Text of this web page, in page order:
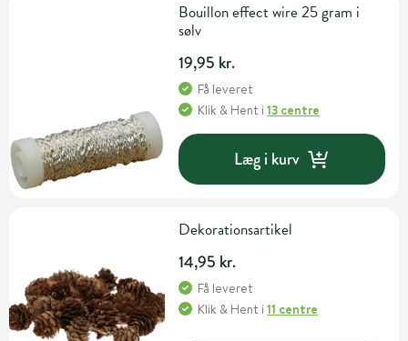
Bouillon effect wire 25 gram i
sølv
19,95 kr.
Få leveret
Klik & Hent i13 centre
Læg i kurv
Dekorationsartikel
14,95 kr.
Få leveret
Klik & Hent i11 centre